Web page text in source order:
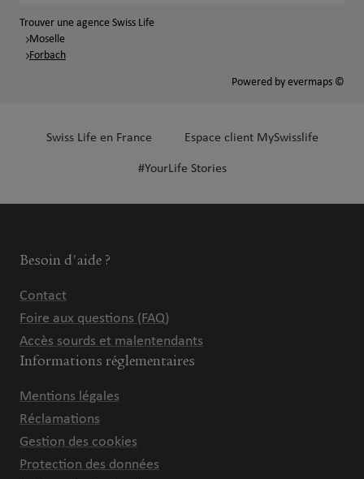
Trouver une agence Swiss Life
Moselle
Forbach
Powered by evermaps ©
Swiss Life en France Espace client MySwisslife
#YourLife Stories
Besoin d'aide ?
Contact
Foire aux questions (FAQ)
Accès sourds et malentendants
Informations réglementaires
Mentions légales
Réclamations
Gestion des cookies
Protection des données